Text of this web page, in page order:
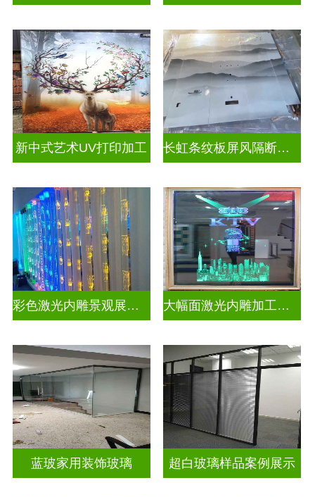
新中式艺术UV打印加工 长虹条纹板屏风隔断装饰彩绘玻璃
彩色激光内雕景观展示发光玻璃 大幅面激光内雕加工生产
蓝玻家用装饰玻璃 超白玻璃样品案例展示